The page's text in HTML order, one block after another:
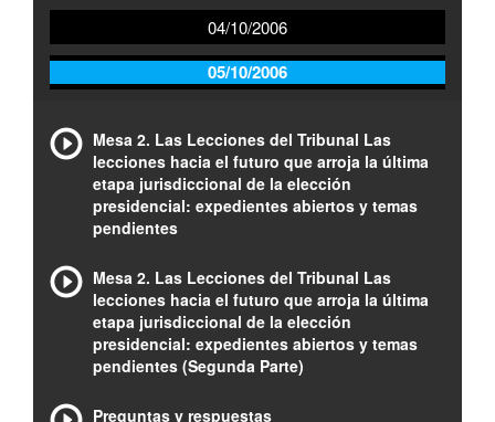
04/10/2006
05/10/2006
Mesa 2. Las Lecciones del Tribunal Las
lecciones hacia el futuro que arroja la última
etapa jurisdiccional de la elección
presidencial: expedientes abiertos y temas
pendientes
Mesa 2. Las Lecciones del Tribunal Las
lecciones hacia el futuro que arroja la última
etapa jurisdiccional de la elección
presidencial: expedientes abiertos y temas
pendientes (Segunda Parte)
Preguntas y respuestas